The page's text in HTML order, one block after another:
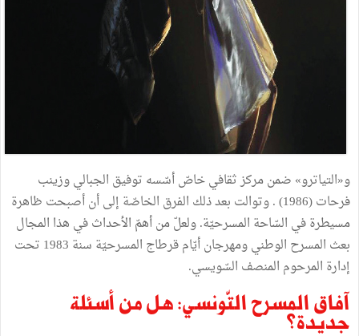
و«التياترو» ضمنمركزثقافيخاصّأسّسه توفيق الجباليوزينب
فرحات(
1986
) .وتوالت بعدذلك الفرق الخاصّة إلىأنأصبحت ظاهرة
مسيطرةفي السّاحة المسرحيّة.ولعلّمنأهمّ الأحداثفي هذا المجال
بعث المسرح الوطنيومهرجانأيّامقرطاج المسرحيّة سنة 1983 تحت
إدارة المرحوم المنصف السّويسي.
آفاق المسرح التّونسي: هل من أسئلة
جديدة؟